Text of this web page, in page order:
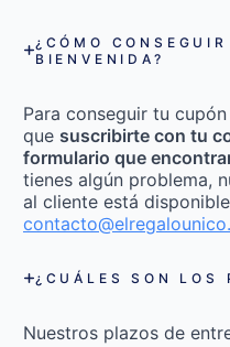
¿CÓMO
BIENVENIDA?
Para conseguir tu
que suscribirte con tu
formulario que
tienes algún problema,
al cliente está
¿CUÁLES SON LOS
Nuestros plazos de